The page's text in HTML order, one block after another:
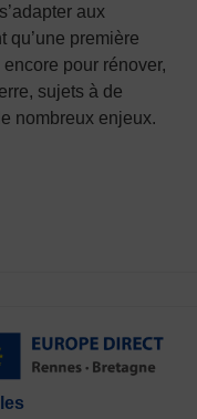
aux
qu’une première
pour rénover,
sujets à de
nombreux enjeux.